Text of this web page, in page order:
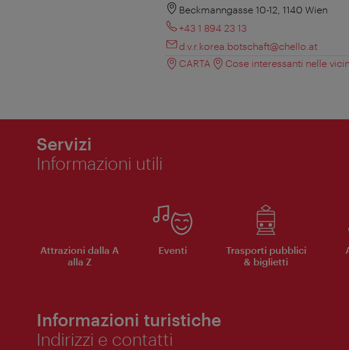
Beckmanngasse 10-12, 1140 Wien
+43 1 894 23 13
d.v.r.korea.botschaft@chello.at
CARTA
Cose interessanti nelle
Servizi
Informazioni utili
Attrazioni dalla A
alla Z
Eventi
Trasporti pubblici
& biglietti
Informazioni turistiche
Indirizzi e contatti